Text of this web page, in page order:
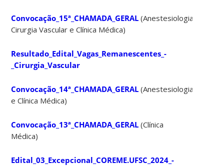
Convocação_15ª_CHAMADA_GERAL (Anestesiologia,
Cirurgia Vascular e Clínica Médica)
Resultado_Edital_Vagas_Remanescentes_-
_Cirurgia_Vascular
Convocação_14ª_CHAMADA_GERAL (Anestesiologia
e Clínica Médica)
Convocação_13ª_CHAMADA_GERAL (Clínica
Médica)
Edital_03_Excepcional_COREME.UFSC_2024_-